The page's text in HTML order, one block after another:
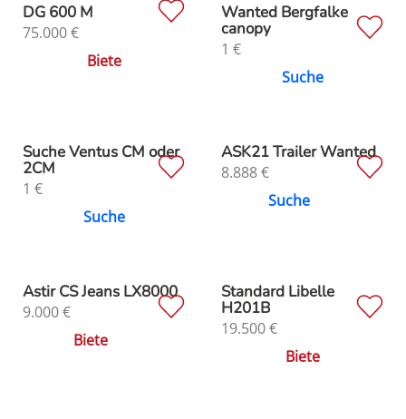
DG 600 M
75.000€
Biete
Wanted Bergfalke
canopy
1 €
Suche
Suche Ventus CM oder
2CM
1 €
Suche
ASK21 Trailer Wanted
8.888€
Suche
Astir CS Jeans LX8000
9.000€
Biete
Standard Libelle
H201B
19.500€
Biete